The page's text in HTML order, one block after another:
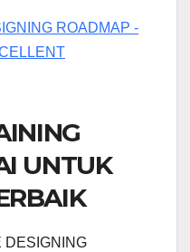
UNTUK
DESIGNING